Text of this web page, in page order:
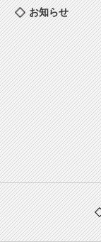
お知らせ